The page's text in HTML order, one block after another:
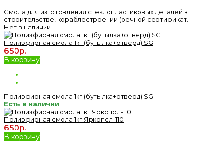
Смола для изготовления стеклопластиковых деталей в
строительстве, кораблестроении (речной сертификат..
Нет в наличии
Полиэфирная смола 1кг (бутылка+отверд) SG
650р.
В корзину
Полиэфирная смола 1кг (бутылка+отверд) SG..
Есть в наличии
Полиэфирная смола 1кг Яркопол-110
650р.
В корзину